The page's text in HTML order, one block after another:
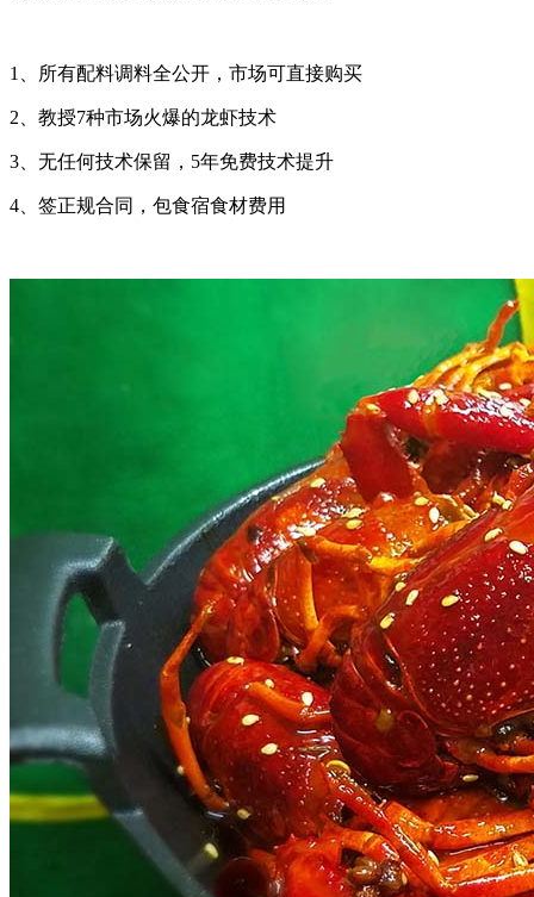
1、所有配料调料全公开，市场可直接购买
2、教授7种市场火爆的龙虾技术
3、无任何技术保留，5年免费技术提升
4、签正规合同，包食宿食材费用